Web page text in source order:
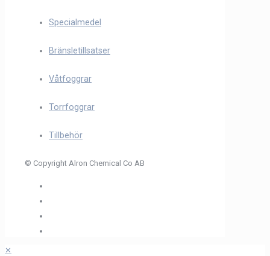
Specialmedel
Bränsletillsatser
Våtfoggrar
Torrfoggrar
Tillbehör
© Copyright Alron Chemical Co AB
✕